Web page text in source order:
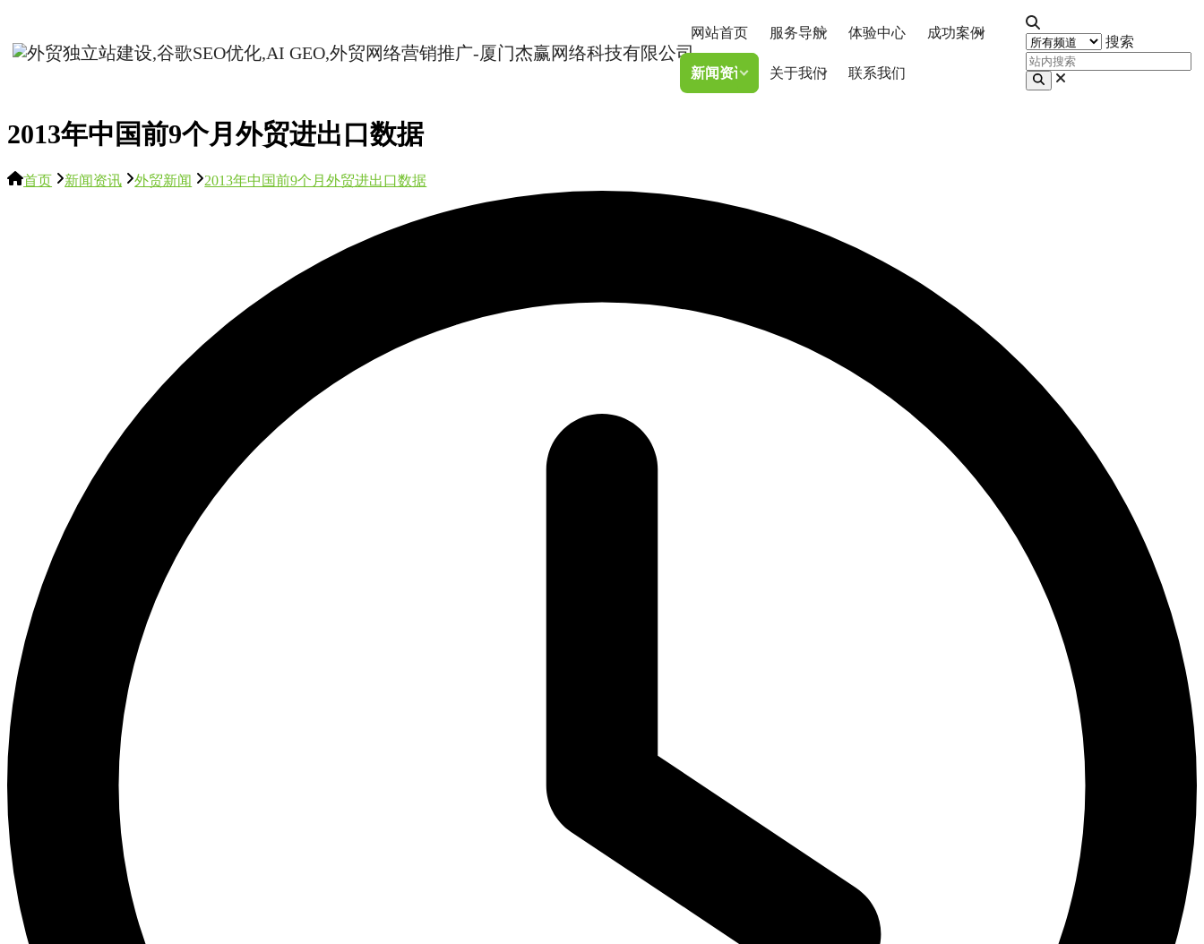
网站首页 服务导航 体验中心 成功案例
新闻资讯 关于我们 联系我们
搜索
2013年中国前9个月外贸进出口数据
首页 新闻资讯 外贸新闻 2013年中国前9个月外贸进出口数据